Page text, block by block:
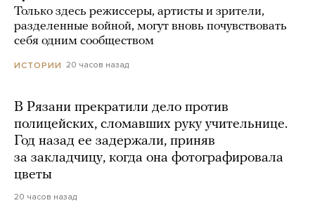
Только здесь режиссеры, артисты и зрители,
разделенные войной, могут вновь почувствовать
себя одним сообществом
ИСТОРИИ 20 часов назад
В Рязани прекратили дело против
полицейских, сломавших руку учительнице.
Год назад ее задержали, приняв
за закладчицу, когда она фотографировала
цветы
20 часов назад